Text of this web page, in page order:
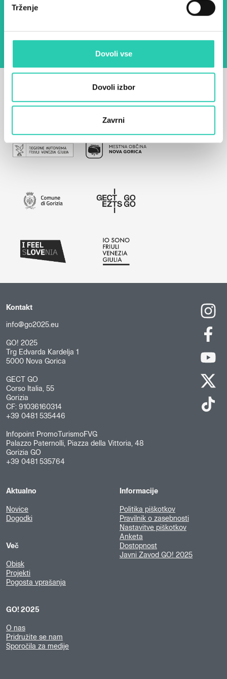
Trženje
Dovoli vse
Dovoli izbor
Zavrni
Z uporabo tega obrazca potrjujem, da sem
seznanjen z obdelavo osebnih podatkov za
Kontakt
info@go2025.eu
GO! 2025
Trg Edvarda Kardelja 1
5000 Nova Gorica
GECT GO
Corso Italia, 55
Gorizia
CF: 91036160314
+39 0481 535446
Infopoint PromoTurismoFVG
Palazzo Paternolli, Piazza della Vittoria, 48
Gorizia GO
+39 0481 535764
Aktualno
Novice
Dogodki
Več
Obisk
Projekti
Pogosta vprašanja
GO! 2025
O nas
Pridružite se nam
Sporočila za medije
Informacije
Politika piškotkov
Pravilnik o zasebnosti
Nastavitve piškotkov
Anketa
Dostopnost
Javni Zavod GO! 2025